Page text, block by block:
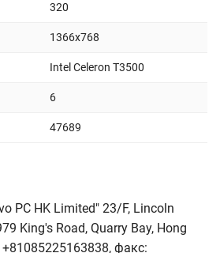
320
1366x768
Intel Celeron T3500
6
47689
PC HK Limited" 23/F, Lincoln
King's Road, Quarry Bay, Hong
+81085225163838, факс: